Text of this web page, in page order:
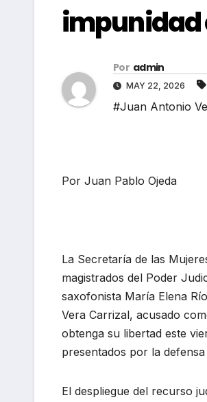
impunidad
Por admin
MAY 22, 2026
#Juan Antonio
Por Juan Pablo Ojeda
La Secretaría de las
magistrados del Poder
saxofonista María Elena
Vera Carrizal, acusado
obtenga su libertad este
presentados por la
El despliegue del recurso